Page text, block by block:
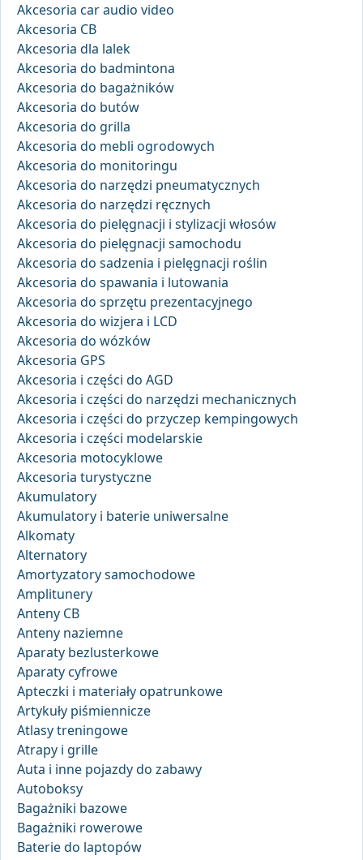
Akcesoria car audio video
Akcesoria CB
Akcesoria dla lalek
Akcesoria do badmintona
Akcesoria do bagażników
Akcesoria do butów
Akcesoria do grilla
Akcesoria do mebli ogrodowych
Akcesoria do monitoringu
Akcesoria do narzędzi pneumatycznych
Akcesoria do narzędzi ręcznych
Akcesoria do pielęgnacji i stylizacji włosów
Akcesoria do pielęgnacji samochodu
Akcesoria do sadzenia i pielęgnacji roślin
Akcesoria do spawania i lutowania
Akcesoria do sprzętu prezentacyjnego
Akcesoria do wizjera i LCD
Akcesoria do wózków
Akcesoria GPS
Akcesoria i części do AGD
Akcesoria i części do narzędzi mechanicznych
Akcesoria i części do przyczep kempingowych
Akcesoria i części modelarskie
Akcesoria motocyklowe
Akcesoria turystyczne
Akumulatory
Akumulatory i baterie uniwersalne
Alkomaty
Alternatory
Amortyzatory samochodowe
Amplitunery
Anteny CB
Anteny naziemne
Aparaty bezlusterkowe
Aparaty cyfrowe
Apteczki i materiały opatrunkowe
Artykuły piśmiennicze
Atlasy treningowe
Atrapy i grille
Auta i inne pojazdy do zabawy
Autoboksy
Bagażniki bazowe
Bagażniki rowerowe
Baterie do laptopów